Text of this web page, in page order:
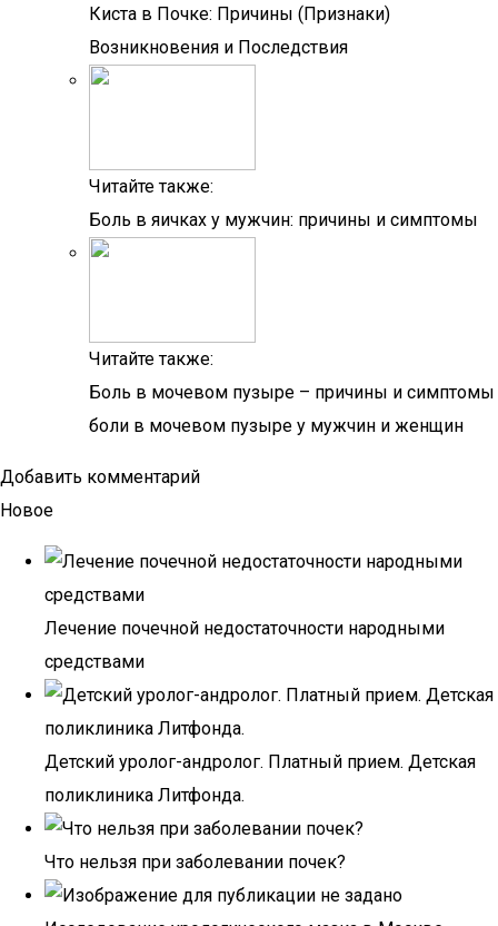
Киста в Почке: Причины (Признаки)
Возникновения и Последствия
Читайте также:
Боль в яичках у мужчин: причины и симптомы
Читайте также:
Боль в мочевом пузыре – причины и симптомы
боли в мочевом пузыре у мужчин и женщин
Добавить комментарий
Новое
Лечение почечной недостаточности народными
средствами
Детский уролог-андролог. Платный прием. Детская
поликлиника Литфонда.
Что нельзя при заболевании почек?